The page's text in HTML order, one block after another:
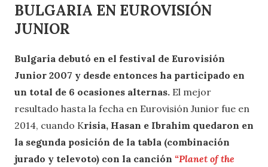
BULGARIA EN EUROVISIÓN
JUNIOR
Bulgaria debutó en el festival de Eurovisión
Junior 2007 y desde entonces ha participado en
un total de 6 ocasiones alternas. El mejor
resultado hasta la fecha en Eurovisión Junior fue en
2014, cuando Krisia, Hasan e Ibrahim quedaron en
la segunda posición de la tabla (combinación
jurado y televoto) con la canción “Planet of the